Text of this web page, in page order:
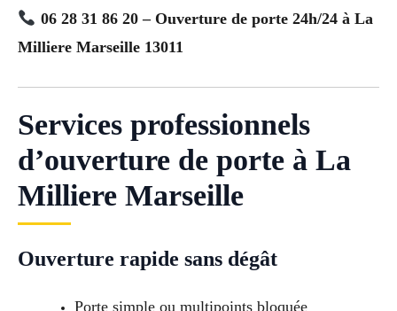
06 28 31 86 20 – Ouverture de porte 24h/24 à La
Milliere Marseille 13011
Services professionnels
d’ouverture de porte à La
Milliere Marseille
Ouverture rapide sans dégât
Porte simple ou multipoints bloquée